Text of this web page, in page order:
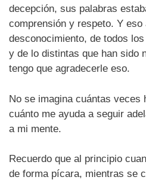
decepción, sus palabras
comprensión y respeto. Y eso
desconocimiento, de todos
y de lo distintas que han sido
tengo que agradecerle eso.
No se imagina cuántas veces
cuánto me ayuda a seguir
a mi mente.
Recuerdo que al principio
de forma pícara, mientras se